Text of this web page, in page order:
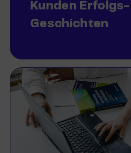
Kunden Erfolgs-
Geschichten